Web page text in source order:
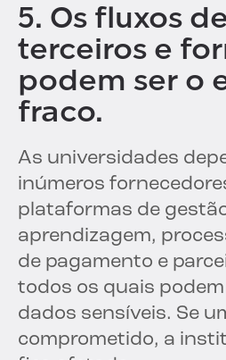
5. Os fluxos
terceiros e
podem ser o
fraco.
As universidades
inúmeros
plataformas de
aprendizagem,
de pagamento e
todos os quais
dados sensíveis. Se
comprometido, a